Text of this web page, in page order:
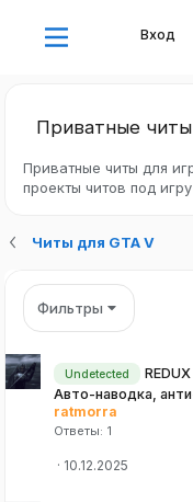
Вход
Приватные читы
Приватные читы для
проекты читов под
Читы для GTA V
Фильтры
Undetected
Авто-наводка,
ratmorra
Ответы 1
10.12.2025